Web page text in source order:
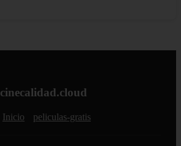
cinecalidad.cloud
Inicio peliculas-gratis